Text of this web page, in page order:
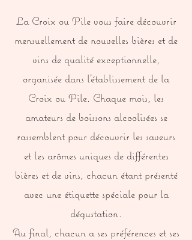
La Croix ou Pile vous faire découvrir
mensuellement de nouvelles bières et de
vins de qualité exceptionnelle,
organisée dans l'établissement de la
Croix ou Pile. Chaque mois, les
amateurs de boissons alcoolisées se
rassemblent pour découvrir les saveurs
et les arômes uniques de différentes
bières et de vins, chacun étant présenté
avec une étiquette spéciale pour la
dégustation.
Au final, chacun a ses préférences et ses